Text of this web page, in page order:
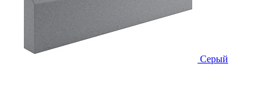
Серый